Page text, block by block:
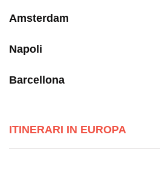
Amsterdam
Napoli
Barcellona
ITINERARI IN EUROPA